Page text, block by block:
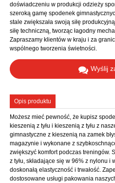
doświadczeniu w produkcji odzieży
szeroką gamę spodenek
stale zwiększała swoją siłę
siłę techniczną, tworząc łagodny
Zapraszamy klientów w kraju i za
wspólnego tworzenia świetności.
Wyślij
Opis produktu
Możesz mieć pewność, że kupisz
kieszenią z tyłu i kieszenią z tyłu z
gimnastyczne z kieszenią na zamek
magazynie i wykonane z
zwiększyć komfort podczas treningów.
z tyłu, składające się w 96% z nylonu
doskonałą elastyczność i trwałość.
dostosowane usługi pakowania